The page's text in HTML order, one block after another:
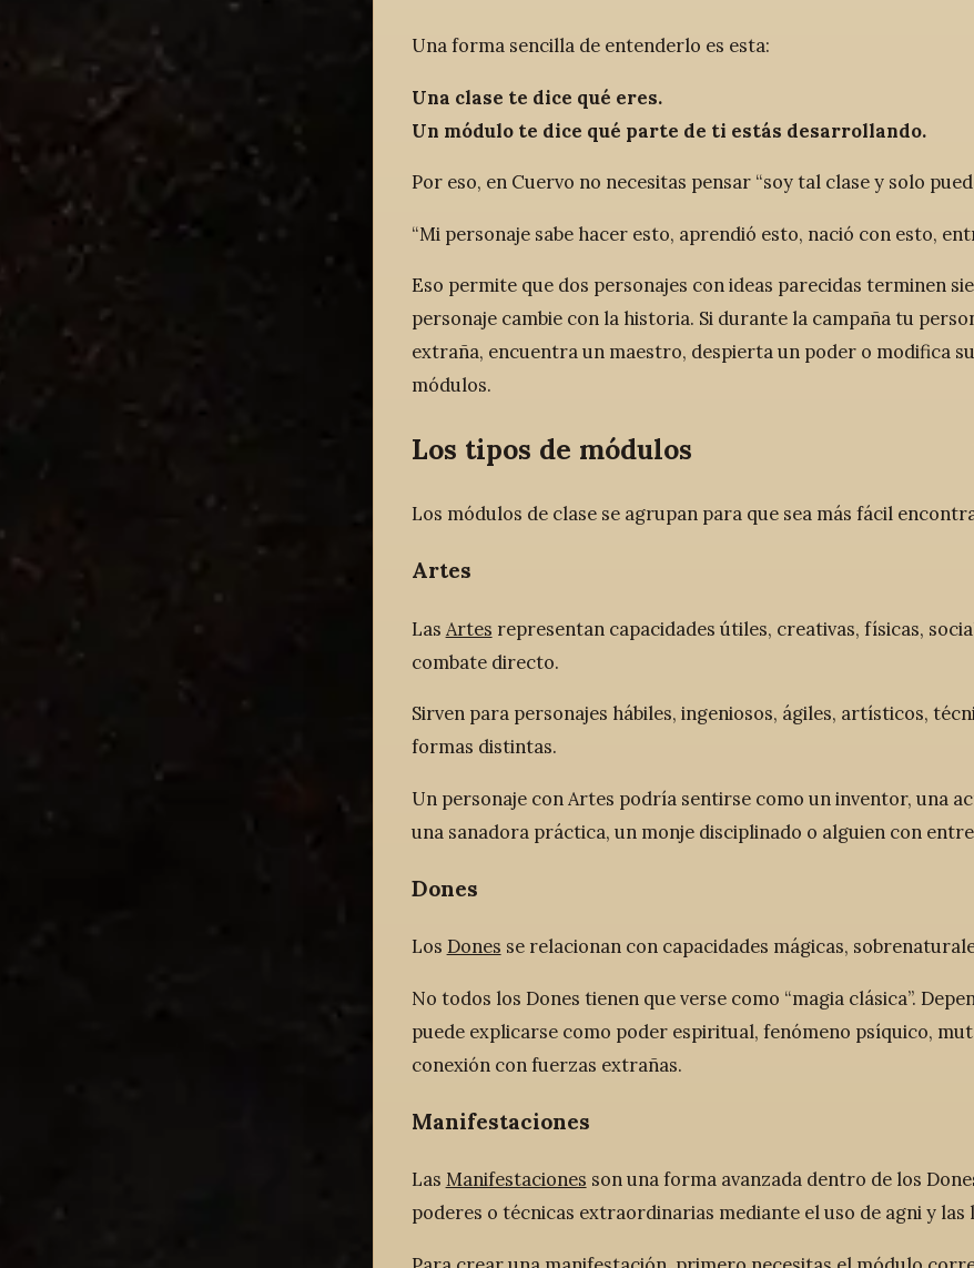
Una forma sencilla de entenderlo es esta:
Una clase te dice qué eres.
Un módulo te dice qué parte de ti estás desarrollando.
Por eso, en Cuervo no necesitas pensar “soy tal clase y solo
“Mi personaje sabe hacer esto, aprendió esto, nació con esto,
Eso permite que dos personajes con ideas parecidas terminen
personaje cambie con la historia. Si durante la campaña tu
extraña, encuentra un maestro, despierta un poder o modifica
módulos.
Los tipos de módulos
Los módulos de clase se agrupan para que sea más fácil
Artes
Las Artes representan capacidades útiles, creativas, físicas,
combate directo.
Sirven para personajes hábiles, ingeniosos, ágiles, artísticos,
formas distintas.
Un personaje con Artes podría sentirse como un inventor, una
una sanadora práctica, un monje disciplinado o alguien con
Dones
Los Dones se relacionan con capacidades mágicas,
No todos los Dones tienen que verse como “magia clásica”.
puede explicarse como poder espiritual, fenómeno psíquico,
conexión con fuerzas extrañas.
Manifestaciones
Las Manifestaciones son una forma avanzada dentro de los
poderes o técnicas extraordinarias mediante el uso de agni y las